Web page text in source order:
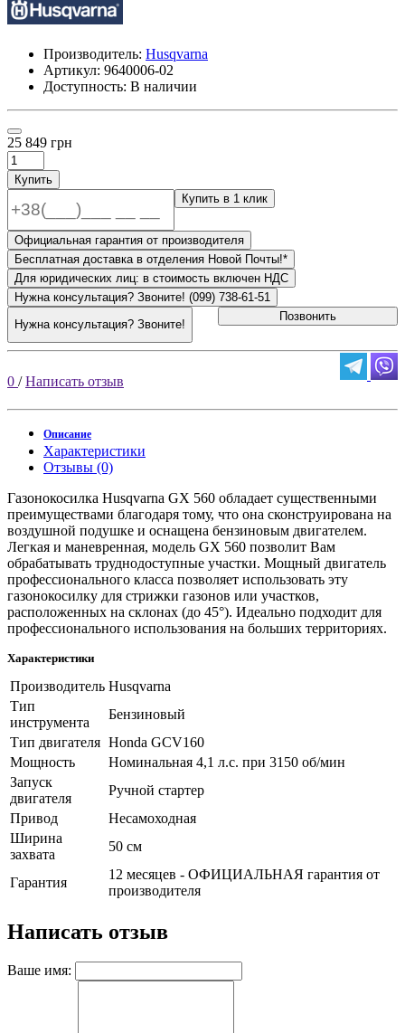
Производитель: Husqvarna
Артикул: 9640006-02
Доступность: В наличии
25 849 грн
Купить
Купить в 1 клик
Официальная гарантия от производителя
Бесплатная доставка в отделения Новой Почты!*
Для юридических лиц: в стоимость включен НДС
Нужна консультация? Звоните! (099) 738-61-51
Нужна консультация? Звоните!
Позвонить
0 /Написать отзыв
Описание
Характеристики
Отзывы (0)
Газонокосилка Husqvarna GX 560 обладает существенными
преимуществами благодаря тому, что она сконструирована на
воздушной подушке и оснащена бензиновым двигателем.
Легкая и маневренная, модель GX 560 позволит Вам
обрабатывать труднодоступные участки. Мощный двигатель
профессионального класса позволяет использовать эту
газонокосилку для стрижки газонов или участков,
расположенных на склонах (до 45°). Идеально подходит для
профессионального использования на больших территориях.
Характеристики
Производитель Husqvarna
Тип
инструмента
Бензиновый
Тип двигателя Honda GCV160
Мощность
Номинальная 4,1 л.с. при 3150 об/мин
Запуск
двигателя
Ручной стартер
Привод
Несамоходная
Ширина
захвата
50 см
Гарантия
12 месяцев - ОФИЦИАЛЬНАЯ гарантия от
производителя
Написать отзыв
Ваше имя: